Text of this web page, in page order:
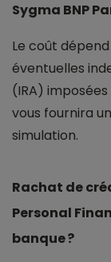
Sygma BNP
Le coût
éventuelles
(IRA)
vous fournira
simulation.
Rachat de
Personal
banque ?